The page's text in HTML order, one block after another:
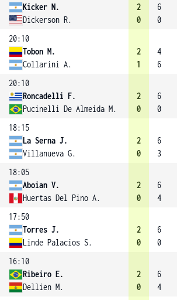
Kicker N.
Dickerson R.
2
0
6
0
20:10
Tobon M.
Collarini A.
2
1
4
6
20:10
Roncadelli F.
Pucinelli De Almeida M.
2
0
6
0
18:15
La Serna J.
Villanueva G.
2
0
6
3
18:05
Aboian V.
Huertas Del Pino A.
2
0
6
4
17:50
Torres J.
Linde Palacios S.
2
0
6
0
16:10
Ribeiro E.
Dellien M.
2
0
6
4